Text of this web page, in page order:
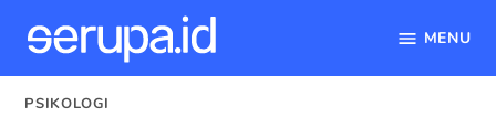
MENU
POSTED
PSIKOLOGI